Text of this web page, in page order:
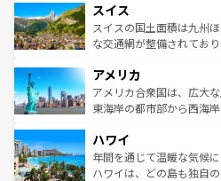
れる地方に足を運ぶとそ
きるだろう。 な
を参照してほしい。
は、お酒好きな人にはぜひ体験し
ドイツ情報はコンテンツ
リアごとに異なる魅力が
ティー、ビール好きには
戦など、本場だからこそ
ンツ一覧を参照してほしい
スイス
スイスの国土面積は九州
な交通網が整備されてお
の建物がそのまま残る町
博物館もあり、アルプス
ことができる。国民の所
ば市内交通費無料で観光を楽し
着のスイス情報はコンテ
アメリカ
アメリカ合衆国は、広大
東海岸の都市部から西海
のような巨大都市は、観
ンメントが詰まった刺激
西部には大自然が広がり
ハワイ
年間を通じて温暖な気候
ハワイは、どの島も独自